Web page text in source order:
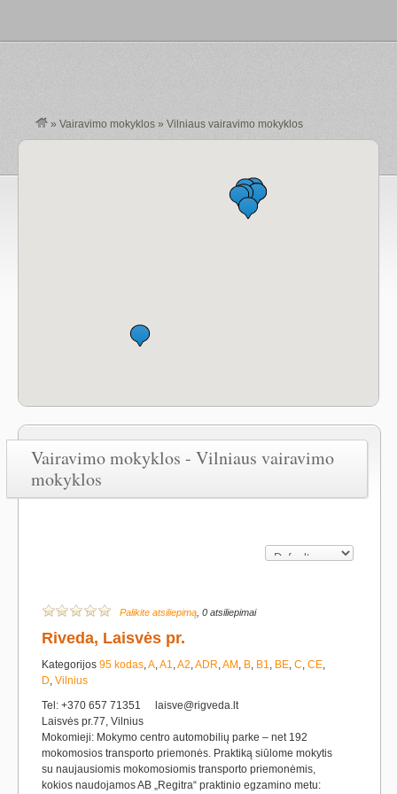
» Vairavimo mokyklos » Vilniaus vairavimo mokyklos
Vairavimo mokyklos - Vilniaus vairavimo
mokyklos
Palikite atsiliepimą , 0 atsiliepimai
Riveda, Laisvės pr.
Kategorijos 95 kodas,A,A1,A2,ADR,AM , B, B1, BE, C, CE,
D, Vilnius
Tel: +370 657 71351
laisve@rigveda.lt
Laisvės pr.77, Vilnius
Mokomieji: Mokymo centro automobilių parke – net 192
mokomosios transporto priemonės. Praktiką siūlome mokytis
su naujausiomis mokomosiomis transporto priemonėmis,
kokios naudojamos AB „Regitra“ praktinio egzamino metu: